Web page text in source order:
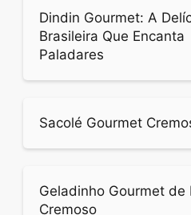
Dindin Gourmet: A
Brasileira Que Encanta
Paladares
Sacolé Gourmet
Geladinho Gourmet de
Cremoso